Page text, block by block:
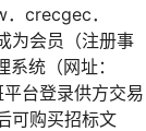
crecgec．
为会员（注册事
统（网址：
台登录供方交易
可购买招标文